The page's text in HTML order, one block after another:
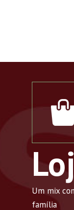
Um mix
família